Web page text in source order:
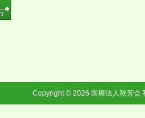
Copyright © 2026 医療法人秋芳会